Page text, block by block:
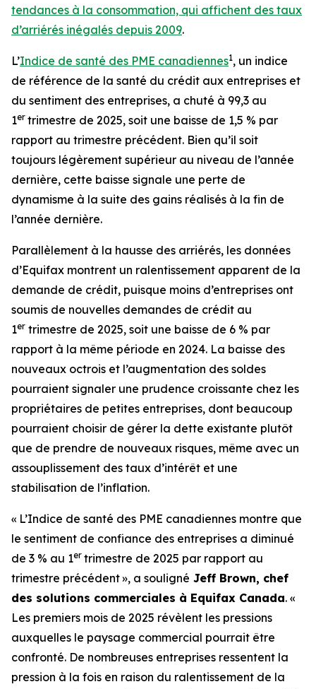
tendances à la consommation, qui affichent des taux
d’arriérés inégalés depuis 2009.
L’Indice de santé des PME canadiennes1, un indice
de référence de la santé du crédit aux entreprises et
du sentiment des entreprises, a chuté à 99,3 au
1er trimestre de 2025, soit une baisse de 1,5 % par
rapport au trimestre précédent. Bien qu’il soit
toujours légèrement supérieur au niveau de l’année
dernière, cette baisse signale une perte de
dynamisme à la suite des gains réalisés à la fin de
l’année dernière.
Parallèlement à la hausse des arriérés, les données
d’Equifax montrent un ralentissement apparent de la
demande de crédit, puisque moins d’entreprises ont
soumis de nouvelles demandes de crédit au
1er trimestre de 2025, soit une baisse de 6 % par
rapport à la même période en 2024. La baisse des
nouveaux octrois et l’augmentation des soldes
pourraient signaler une prudence croissante chez les
propriétaires de petites entreprises, dont beaucoup
pourraient choisir de gérer la dette existante plutôt
que de prendre de nouveaux risques, même avec un
assouplissement des taux d’intérêt et une
stabilisation de l’inflation.
« L’Indice de santé des PME canadiennes montre que
le sentiment de confiance des entreprises a diminué
de 3 % au 1er trimestre de 2025 par rapport au
trimestre précédent », a souligné Jeff Brown, chef
des solutions commerciales à Equifax Canada. «
Les premiers mois de 2025 révèlent les pressions
auxquelles le paysage commercial pourrait être
confronté. De nombreuses entreprises ressentent la
pression à la fois en raison du ralentissement de la